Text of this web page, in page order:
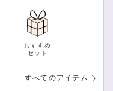
おすすめ
セット
すべてのアイテム